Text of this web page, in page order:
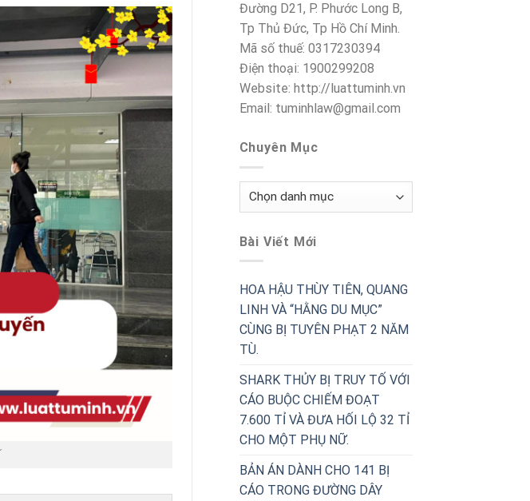
Đường D21, P. Phước Long B,
Tp Thủ Đức, Tp Hồ Chí Minh.
Mã số thuế: 0317230394
Điện thoại: 1900299208
Website: http://luattuminh.vn
Email: tuminhlaw@gmail.com
Chuyên Mục
Chuyên
Bài Viết Mới
HOA HẬU THÙY TIÊN, QUANG
LINH VÀ “HẰNG DU MỤC”
CÙNG BỊ TUYÊN PHẠT 2 NĂM
TÙ.
SHARK THỦY BỊ TRUY TỐ VỚI
CÁO BUỘC CHIẾM ĐOẠT
7.600 TỈ VÀ ĐƯA HỐI LỘ 32 TỈ
CHO MỘT PHỤ NỮ.
BẢN ÁN DÀNH CHO 141 BỊ
CÁO TRONG ĐƯỜNG DÂY